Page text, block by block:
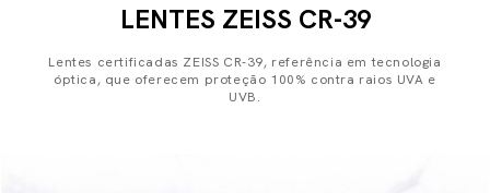
LENTES ZEISS CR-39
Lentes certificadas ZEISS CR-39, referência em tecnologia
óptica, que oferecem proteção 100% contra raios UVA e
UVB.